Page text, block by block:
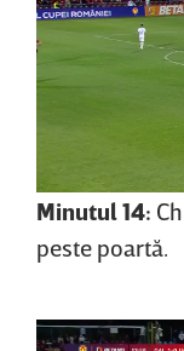
Minutul 14:
peste poartă.